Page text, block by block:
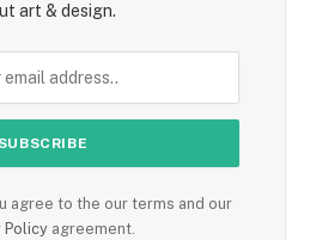
art & design.
agree to the our terms and our
Policyagreement.